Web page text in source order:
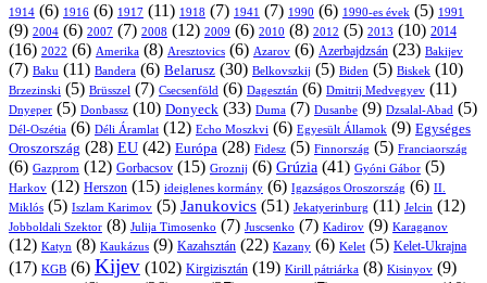
1914 (6) 1916 (6) 1917 (11) 1918 (7) 1941 (7) 1990 (6) 1990-es évek (5) 1991
(9) 2004 (6) 2007 (7) 2008 (12) 2009 (6) 2010 (8) 2012 (5) 2013 (10) 2014
(16) 2022 (6) Amerika (8) Aresztovics (6) Azarov (6) Azerbajdzsán (23) Bakijev
(7) Baku (11) Bandera (6) Belarusz (30) Belkovszkij (5) Biden (5) Biskek (10)
Brzezinski (5) Brüsszel (7) Csecsenföld (6) Dagesztán (6) Dmitrij Medvegyev (11)
Dnyeper (5) Donbassz (10) Donyeck (33) Duma (7) Dusanbe (9) Dzsalal-Abad (5)
Dél-Oszétia (6) Déli Áramlat (12) Echo Moszkvi (6) Egyesült Államok (9) Egységes
Oroszország (28) EU (42) Európa (28) Fidesz (5) Finnország (5) Franciaország
(6) Gazprom (12) Gorbacsov (15) Groznij (6) Grúzia (41) Gyóni Gábor (5)
Harkov (12) Herszon (15) ideiglenes kormány (6) Igazságos Oroszország (6) II.
Miklós (5) Iszlam Karimov (5) Janukovics (51) Jekatyerinburg (11) Jelcin (12)
Jobboldali Szektor (8) Julija Timosenko (7) Juscsenko (7) Kadirov (9) Karaganov
(12) Katyn (8) Kaukázus (9) Kazahsztán (22) Kazany (6) Kelet (5) Kelet-Ukrajna
(17) KGB (6) Kijev (102) Kirgizisztán (19) Kirill pátriárka (8) Kisinyov (9)